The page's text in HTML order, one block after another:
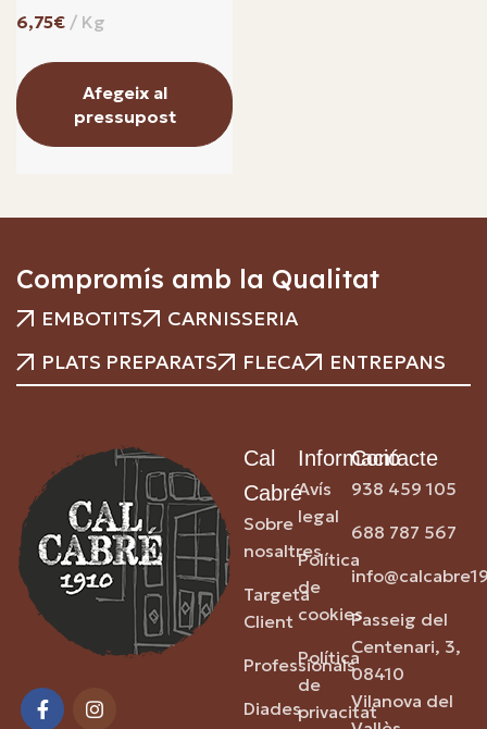
€
Afegeix al
pressupost
Compromís amb la Qualitat
EMBOTITS
CARNISSERIA
PLATS PREPARATS
FLECA ENTREPANS
Cal
Cabré
Sobre
nosaltres
Targeta
Client
Professionals
Diades
Informació
Avís
legal
Política
de
cookies
Política
de
privacitat
Contacte
938 459 105
688 787 567
Passeig del
Centenari, 3,
08410
Vilanova del